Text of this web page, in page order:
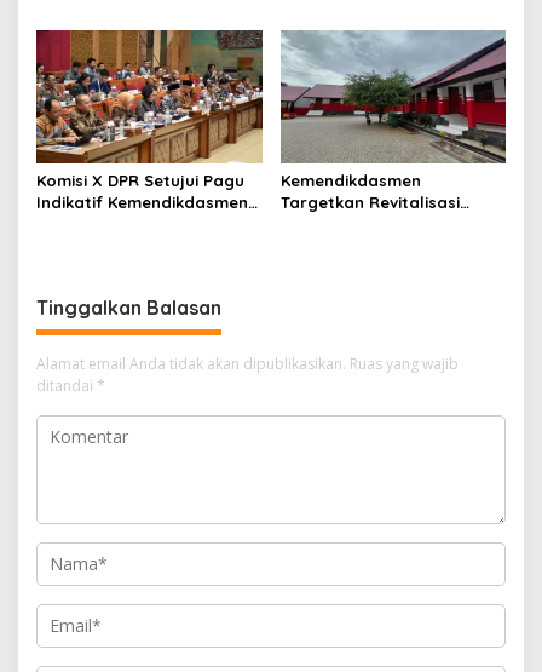
Dasar Warga Negara
Menurut UUD NRI Tahun
1945
Komisi X DPR Setujui Pagu
Indikatif Kemendikdasmen
Kemendikdasmen
Targetkan Revitalisasi
Tinggalkan Balasan
Alamat email Anda tidak akan dipublikasikan. Ruas yang wajib
ditandai *